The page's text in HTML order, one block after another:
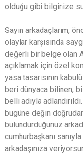
olduğu gibi bilginize
Sayın arkadaşlarım,
olaylar karşısında
değerli bir belge olan
açıklamak için özel
yasa tasarısının
beri dünyaca bilinen,
belli adıyla
bugüne değin
bulundurduğunuz
cumhurbaşkanı
arkadaşınıza